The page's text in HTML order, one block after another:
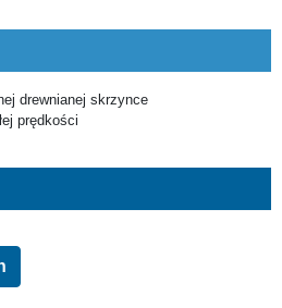
drewnianej skrzynce
prędkości